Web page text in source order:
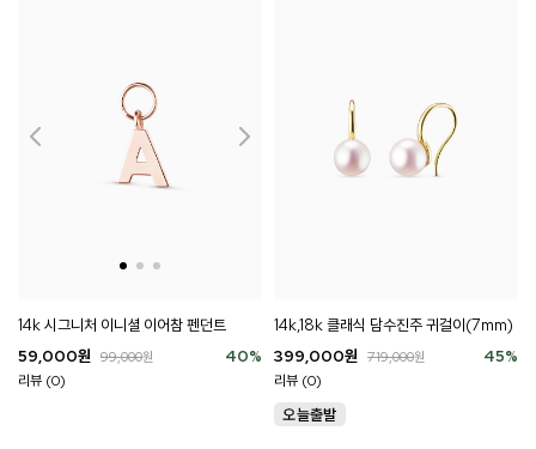
14k 시그니처 이니셜 이어참 펜던트
40%
59,000원 99,000원
리뷰 (0)
14k,18k 클래식 담수진주 귀걸이(7mm)
45%
399,000원 719,000원
리뷰 (0)